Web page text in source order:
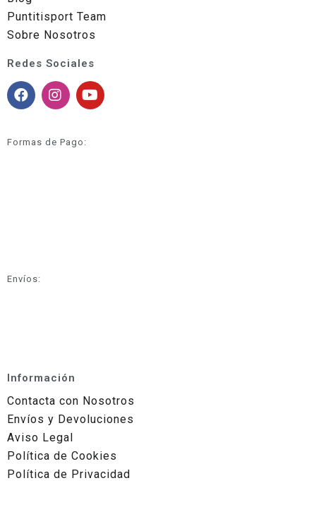
Puntitisport Team
Sobre Nosotros
Redes Sociales
Formas de Pago:
Envíos:
Información
Contacta con Nosotros
Envíos y Devoluciones
Aviso Legal
Política de Cookies
Política de Privacidad